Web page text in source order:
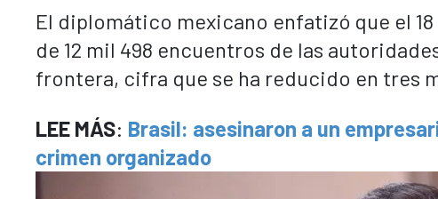
El diplomático mexicano enfatizó que el
de 12 mil 498 encuentros de las
frontera, cifra que se ha reducido en tres
LEE MÁS: Brasil: asesinaron a un
crimen organizado